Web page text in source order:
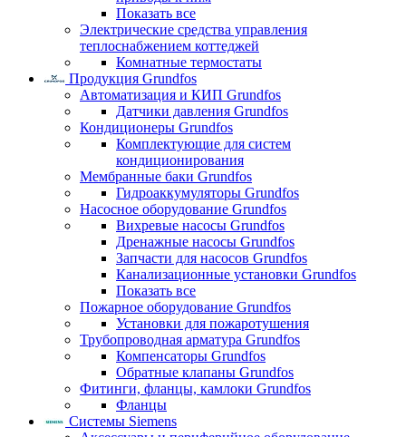
Показать все
Электрические средства управления
теплоснабжением коттеджей
Комнатные термостаты
Продукция Grundfos
Автоматизация и КИП Grundfos
Датчики давления Grundfos
Кондиционеры Grundfos
Комплектующие для систем
кондиционирования
Мембранные баки Grundfos
Гидроаккумуляторы Grundfos
Насосное оборудование Grundfos
Вихревые насосы Grundfos
Дренажные насосы Grundfos
Запчасти для насосов Grundfos
Канализационные установки Grundfos
Показать все
Пожарное оборудование Grundfos
Установки для пожаротушения
Трубопроводная арматура Grundfos
Компенсаторы Grundfos
Обратные клапаны Grundfos
Фитинги, фланцы, камлоки Grundfos
Фланцы
Системы Siemens